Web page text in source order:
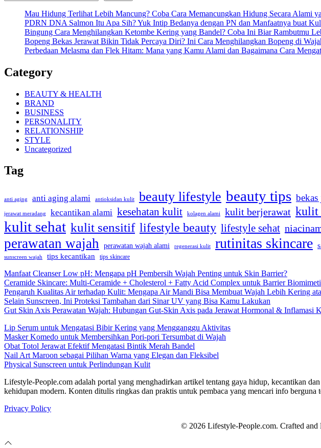
Mau Hidung Terlihat Lebih Mancung? Coba Cara Memancungkan Hidung Secara Alami
PDRN DNA Salmon Itu Apa Sih? Yuk Intip Bedanya dengan PN dan Manfaatnya buat
Bingung Cara Menghilangkan Ketombe Kering yang Bandel? Coba Ini Biar Rambutmu
Bopeng Bekas Jerawat Bikin Tidak Percaya Diri? Ini Cara Menghilangkan Bopeng di
Perbedaan Melasma dan Flek Hitam: Mana yang Kamu Alami dan Bagaimana Cara
Category
BEAUTY & HEALTH
BRAND
BUSINESS
PERSONALITY
RELATIONSHIP
STYLE
Uncategorized
Tag
anti aging anti aging alami antioksidan kulit beauty lifestyle beauty tips bekas
jerawat meradang kecantikan alami kesehatan kulit kolagen alami kulit berjerawat kulit
kulit sehat kulit sensitif lifestyle beauty lifestyle sehat
perawatan wajah perawatan wajah alami regenerasi kulit rutinitas skincare
sunscreen wajah tips kecantikan tips skincare
Manfaat Cleanser Low pH: Mengapa pH Pembersih Wajah Penting untuk Skin Barrier?
Ceramide Skincare: Multi-Ceramide + Cholesterol + Fatty Acid Complex untuk Barrier
Pengaruh Kualitas Air terhadap Kulit: Mengapa Air Mandi Bisa Membuat Wajah Lebih Kering
Selain Sunscreen, Ini Proteksi Tambahan dari Sinar UV yang Bisa Kamu Lakukan
Gut Skin Axis Perawatan Wajah: Hubungan Gut-Skin Axis pada Jerawat Hormonal & Inflamasi
Lip Serum untuk Mengatasi Bibir Kering yang Mengganggu Aktivitas
Masker Komedo untuk Membersihkan Pori-pori Tersumbat di Wajah
Obat Totol Jerawat Efektif Mengatasi Bintik Merah Bandel
Nail Art Maroon sebagai Pilihan Warna yang Elegan dan Fleksibel
Physical Sunscreen untuk Perlindungan Kulit
Lifestyle-People.com adalah portal yang menghadirkan artikel tentang gaya hidup, kecantikan
kehidupan modern. Konten ditulis ringkas dan praktis untuk pembaca yang mencari info berguna
Privacy Policy
© 2026 Lifestyle-People.com. Crafted and